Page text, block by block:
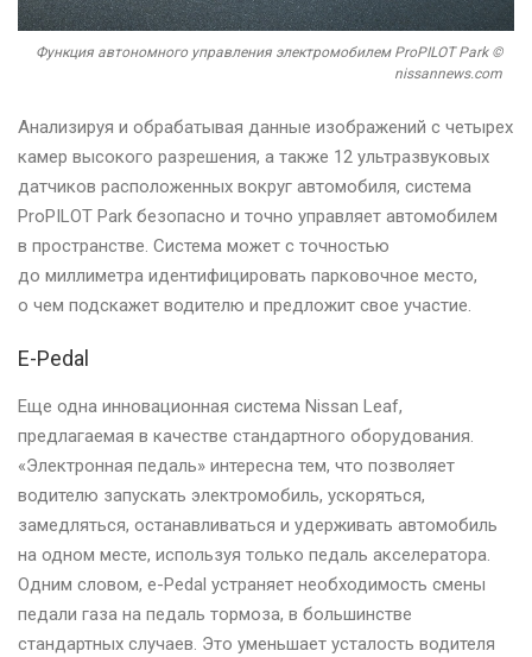
Функция автономного управления электромобилем ProPILOT Park ©
nissannews.com
Анализируя и обрабатывая данные изображений с четырех
камер высокого разрешения, а также 12 ультразвуковых
датчиков расположенных вокруг автомобиля, система
ProPILOT Park безопасно и точно управляет автомобилем
в пространстве. Система может с точностью
до миллиметра идентифицировать парковочное место,
о чем подскажет водителю и предложит свое участие.
E-Pedal
Еще одна инновационная система Nissan Leaf,
предлагаемая в качестве стандартного оборудования.
«Электронная педаль» интересна тем, что позволяет
водителю запускать электромобиль, ускоряться,
замедляться, останавливаться и удерживать автомобиль
на одном месте, используя только педаль акселератора.
Одним словом, e-Pedal устраняет необходимость смены
педали газа на педаль тормоза, в большинстве
стандартных случаев. Это уменьшает усталость водителя